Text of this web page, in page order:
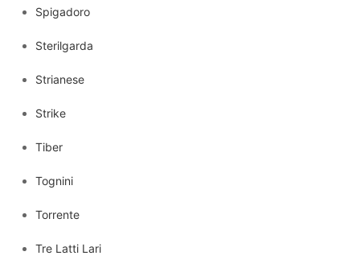
Spigadoro
Sterilgarda
Strianese
Strike
Tiber
Tognini
Torrente
Tre Latti Lari